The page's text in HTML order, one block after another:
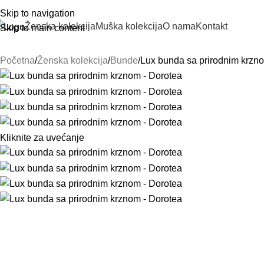
Skip to navigation
Skip to main content
Ženska kolekcijaMuška kolekcijaO namaKontakt
Početna Ženska kolekcija Bunde Lux bunda sa prirodnim
Kliknite za uvećanje